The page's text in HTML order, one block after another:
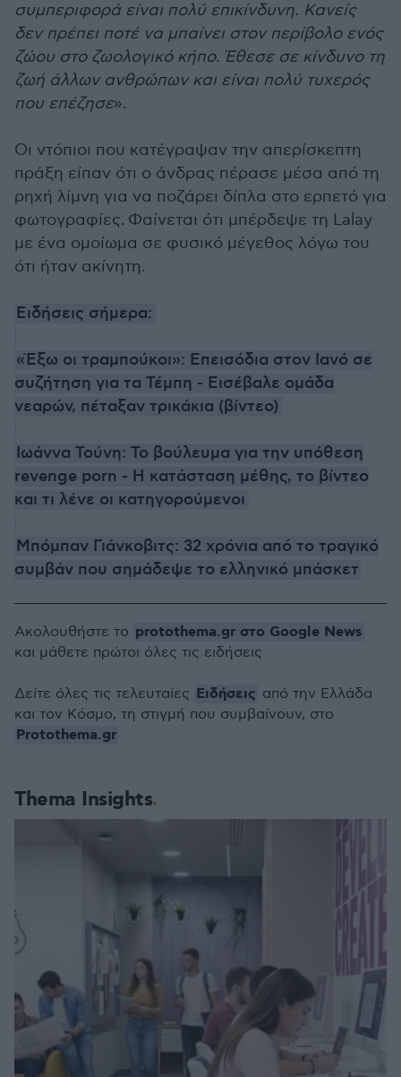
συμπεριφορά είναι πολύ επικίνδυνη. Κανείς
δεν πρέπει ποτέ να μπαίνει στον περίβολο ενός
ζώου στο ζωολογικό κήπο. Έθεσε σε κίνδυνο τη
ζωή άλλων ανθρώπων και είναι πολύ τυχερός
που επέζησε».
Οι ντόπιοι που κατέγραψαν την απερίσκεπτη
πράξη είπαν ότι ο άνδρας πέρασε μέσα από τη
ρηχή λίμνη για να ποζάρει δίπλα στο ερπετό για
φωτογραφίες. Φαίνεται ότι μπέρδεψε τη Lalay
με ένα ομοίωμα σε φυσικό μέγεθος λόγω του
ότι ήταν ακίνητη.
Ειδήσεις σήμερα:
«Έξω οι τραμπούκοι»: Επεισόδια στον Ιανό σε
συζήτηση για τα Τέμπη - Εισέβαλε ομάδα
νεαρών, πέταξαν τρικάκια (βίντεο)
Ιωάννα Τούνη: Το βούλευμα για την υπόθεση
revenge porn - Η κατάσταση μέθης, το βίντεο
και τι λένε οι κατηγορούμενοι
Μπόμπαν Γιάνκοβιτς: 32 χρόνια από το τραγικό
συμβάν που σημάδεψε το ελληνικό μπάσκετ
Thema Insights
Ακολουθήστε το protothema.gr στο Google News
και μάθετε πρώτοι όλες τις ειδήσεις
Δείτε όλες τις τελευταίες Ειδήσεις από την Ελλάδα
και τον Κόσμο, τη στιγμή που συμβαίνουν, στο
Protothema.gr